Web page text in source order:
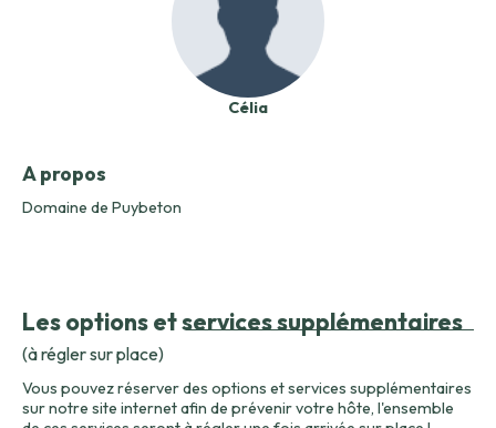
Célia
A propos
Domaine de Puybeton
Les options et services supplémentaires
(à régler sur place)
Vous pouvez réserver des options et services supplémentaires
sur notre site internet afin de prévenir votre hôte, l'ensemble